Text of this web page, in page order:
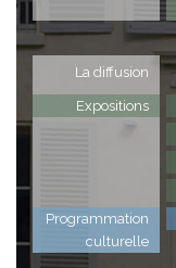
La diffusion
Expositions
Programmation
culturelle